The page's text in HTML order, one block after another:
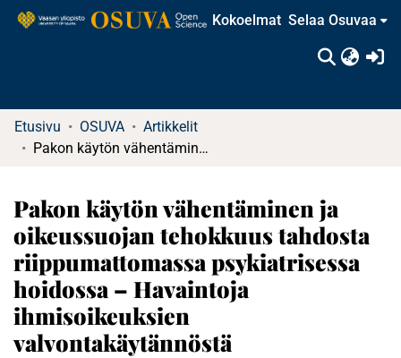
Kokoelmat Selaa Osuvaa
Etusivu OSUVA
Artikkelit
Pakon käytön vähentäminen ja oikeussuojan tehokkuus tahdosta riippumattomassa psykiatrisessa hoidossa – Havaintoja ihmisoikeuksien valvontakäytännöstä
Pakon käytön vähentäminen ja
oikeussuojan tehokkuus tahdosta
riippumattomassa psykiatrisessa
hoidossa – Havaintoja
ihmisoikeuksien
valvontakäytännöstä